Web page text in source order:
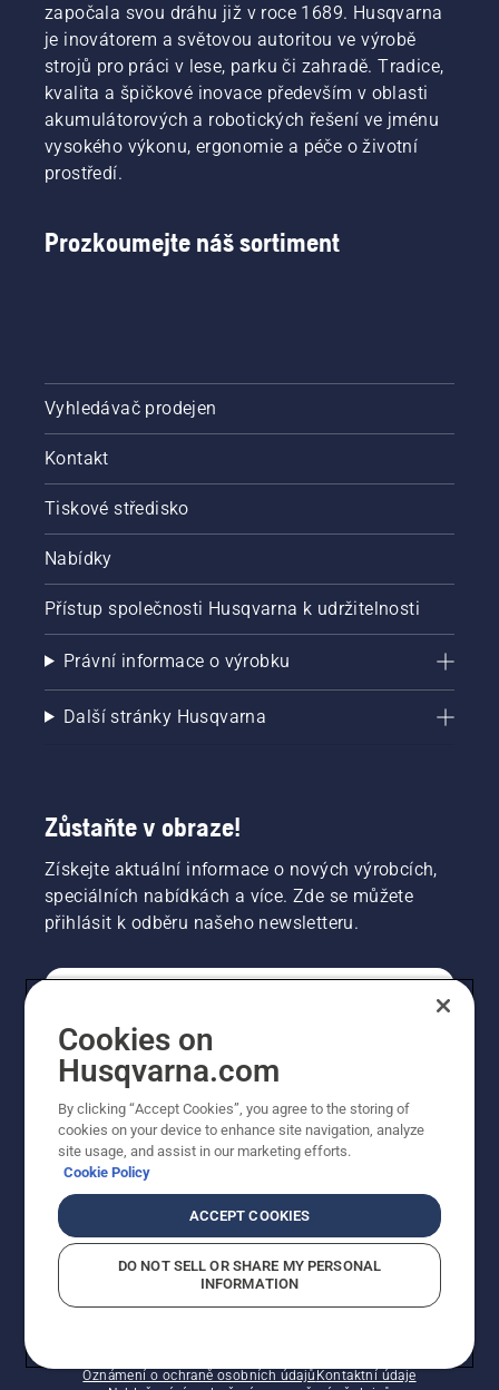
započala svou dráhu již v roce 1689. Husqvarna
je inovátorem a světovou autoritou ve výrobě
strojů pro práci v lese, parku či zahradě. Tradice,
kvalita a špičkové inovace především v oblasti
akumulátorových a robotických řešení ve jménu
vysokého výkonu, ergonomie a péče o životní
prostředí.
Prozkoumejte náš sortiment
Vyhledávač prodejen
Kontakt
Tiskové středisko
Nabídky
Přístup společnosti Husqvarna k udržitelnosti
Právní informace o výrobku
Další stránky Husqvarna
Zůstaňte v obraze!
Získejte aktuální informace o nových výrobcích,
speciálních nabídkách a více. Zde se můžete
přihlásit k odběru našeho newsletteru.
PROFESIONÁLNÍ
Oznámení o ochraně osobních údajů Kontaktní údaje
Cookies on
Husqvarna.com
By clicking “Accept Cookies”, you agree to the storing of
cookies on your device to enhance site navigation, analyze
site usage, and assist in our marketing efforts.
Cookie Policy
ACCEPT COOKIES
DO NOT SELL OR SHARE MY PERSONAL
INFORMATION